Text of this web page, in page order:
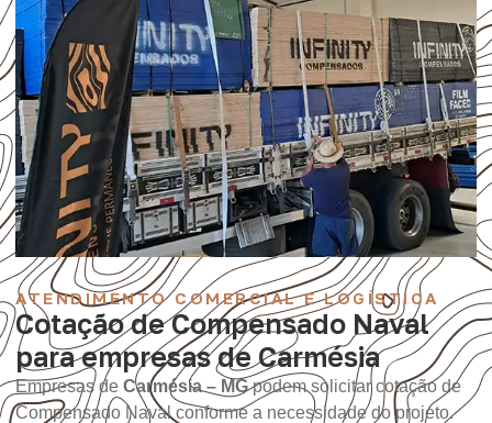
ATENDIMENTO COMERCIAL E LOGÍSTICA
Cotação de Compensado Naval
para empresas de Carmésia
Empresas de Carmésia – MGpodem solicitar cotação de
Compensado Naval conforme a necessidade do projeto.